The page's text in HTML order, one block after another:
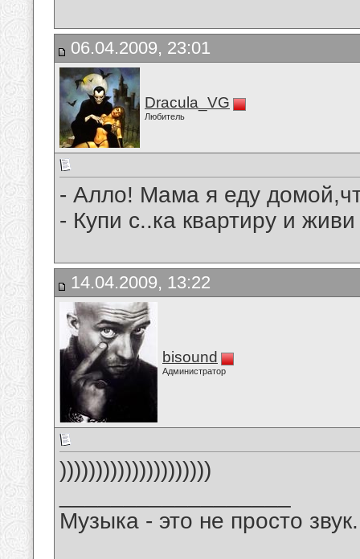
06.04.2009, 23:01
Dracula_VG
Любитель
- Алло! Мама я еду
- Купи с..ка квартиру и
14.04.2009, 13:22
bisound
Администратор
)))))))))))))))))))))
Музыка - это не просто